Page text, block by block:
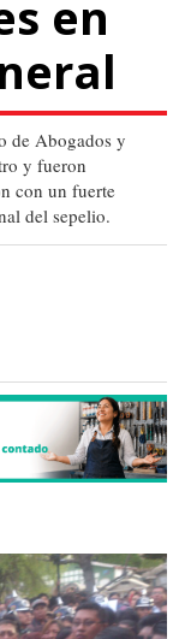
en
de Abogados y
y fueron
con un fuerte
del sepelio.